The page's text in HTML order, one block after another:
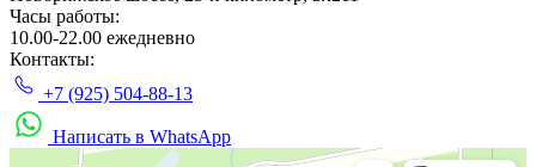
Часы работы:
10.00-22.00 ежедневно
Контакты:
+7 (925) 504-88-13
Написать в WhatsApp